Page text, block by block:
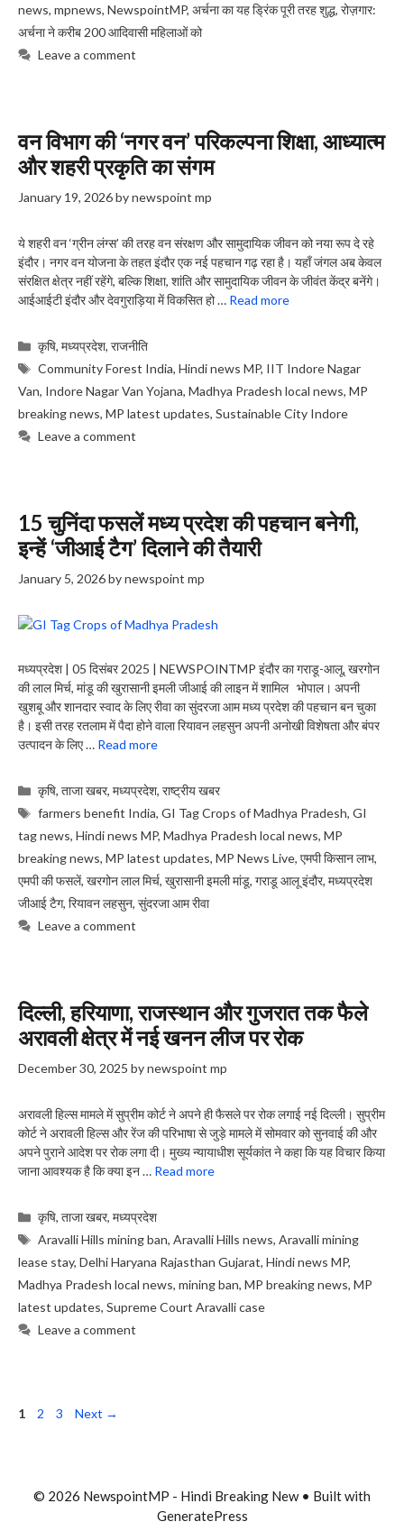
news, mpnews, NewspointMP, अर्चना का यह ड्रिंक पूरी तरह शुद्ध, ​रोज़गार:
अर्चना ने करीब 200 आदिवासी महिलाओं को
Leave a comment
वन विभाग की ‘नगर वन’ परिकल्पना शिक्षा, आध्यात्म
और शहरी प्रकृति का संगम
January 19, 2026bynewspoint mp
ये शहरी वन ‘ग्रीन लंग्स’ की तरह वन संरक्षण और सामुदायिक जीवन को नया रूप दे रहे
इंदौर। नगर वन योजना के तहत इंदौर एक नई पहचान गढ़ रहा है। यहाँ जंगल अब केवल
संरक्षित क्षेत्र नहीं रहेंगे, बल्कि शिक्षा, शांति और सामुदायिक जीवन के जीवंत केंद्र बनेंगे।
आईआईटी इंदौर और देवगुराड़िया में विकसित हो … Read more
Categories
कृषि,मध्यप्रदेश,राजनीति
Tags
Community Forest India,Hindi news MP, IIT Indore Nagar
Van, Indore Nagar Van Yojana, Madhya Pradesh local news, MP
breaking news, MP latest updates, Sustainable City Indore
Leave a comment
15 चुनिंदा फसलें मध्य प्रदेश की पहचान बनेगी,
इन्हें ‘जीआई टैग’ दिलाने की तैयारी
January 5, 2026bynewspoint mp
मध्यप्रदेश | 05 दिसंबर 2025 | NEWSPOINTMP इंदौर का गराडू-आलू, खरगोन
की लाल मिर्च, मांडू की खुरासानी इमली जीआई की लाइन में शामिल भोपाल। अपनी
खुशबू और शानदार स्वाद के लिए रीवा का सुंदरजा आम मध्य प्रदेश की पहचान बन चुका
है। इसी तरह रतलाम में पैदा होने वाला रियावन लहसुन अपनी अनोखी विशेषता और बंपर
उत्पादन के लिए … Read more
Categories
कृषि,ताजा खबर,मध्यप्रदेश,राष्ट्रीय खबर
Tags
farmers benefit India,GI Tag Crops of Madhya Pradesh,GI
tag news, Hindi news MP, Madhya Pradesh local news, MP
breaking news, MP latest updates, MP News Live, एमपी किसान लाभ,
एमपी की फसलें, खरगोन लाल मिर्च, खुरासानी इमली मांडू, गराडू आलू इंदौर, मध्यप्रदेश
जीआई टैग, रियावन लहसुन, सुंदरजा आम रीवा
Leave a comment
दिल्ली, हरियाणा, राजस्थान और गुजरात तक फैले
अरावली क्षेत्र में नई खनन लीज पर रोक
December 30, 2025 bynewspoint mp
अरावली हिल्स मामले में सुप्रीम कोर्ट ने अपने ही फैसले पर रोक लगाई नई दिल्ली। सुप्रीम
कोर्ट ने अरावली हिल्स और रेंज की परिभाषा से जुड़े मामले में सोमवार को सुनवाई की और
अपने पुराने आदेश पर रोक लगा दी। मुख्य न्यायाधीश सूर्यकांत ने कहा कि यह विचार किया
जाना आवश्यक है कि क्या इन … Read more
Categories
कृषि,ताजा खबर,मध्यप्रदेश
Tags
Aravalli Hills mining ban,Aravalli Hills news,Aravalli mining
lease stay, Delhi Haryana Rajasthan Gujarat, Hindi news MP,
Madhya Pradesh local news, mining ban, MP breaking news, MP
latest updates, Supreme Court Aravalli case
Leave a comment
Page
1 Page
2 Page
3 Next →
© 2026 NewspointMP - Hindi Breaking New• Built with
GeneratePress